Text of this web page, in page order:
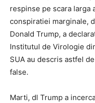
respinse pe scara larga
conspiratiei marginale,
Donald Trump, a
Institutul de Virologie
SUA au descris astfel
false.
Marti, dl Trump a